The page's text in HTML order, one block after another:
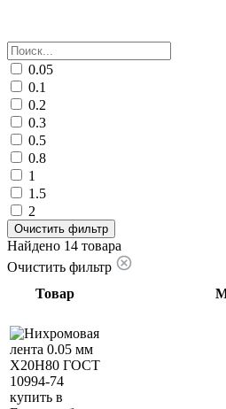
0.05
0.1
0.2
0.3
0.5
0.8
1
1.5
2
Очистить фильтр
Найдено 14 товара
Очистить фильтр
Товар